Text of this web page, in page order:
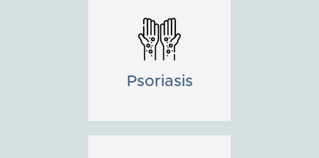
Psoriasis